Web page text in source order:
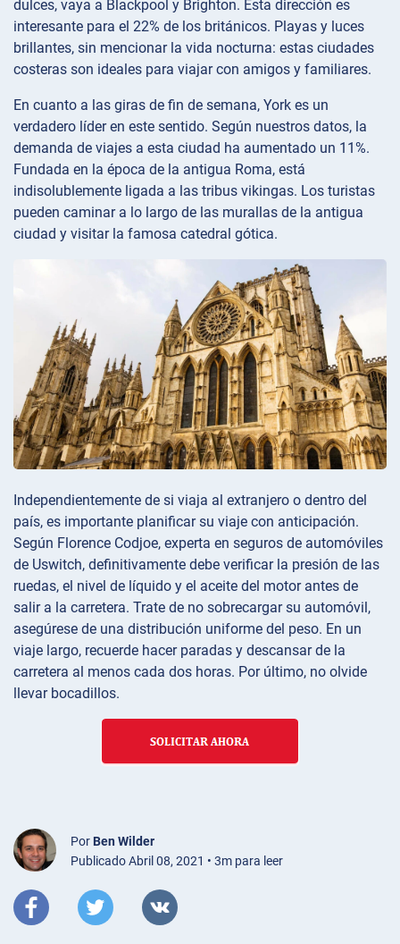
dulces, vaya a Blackpool y Brighton. Esta dirección es
interesante para el 22% de los británicos. Playas y luces
brillantes, sin mencionar la vida nocturna: estas ciudades
costeras son ideales para viajar con amigos y familiares.
En cuanto a las giras de fin de semana, York es un
verdadero líder en este sentido. Según nuestros datos, la
demanda de viajes a esta ciudad ha aumentado un 11%.
Fundada en la época de la antigua Roma, está
indisolublemente ligada a las tribus vikingas. Los turistas
pueden caminar a lo largo de las murallas de la antigua
ciudad y visitar la famosa catedral gótica.
Independientemente de si viaja al extranjero o dentro del
país, es importante planificar su viaje con anticipación.
Según Florence Codjoe, experta en seguros de automóviles
de Uswitch, definitivamente debe verificar la presión de las
ruedas, el nivel de líquido y el aceite del motor antes de
salir a la carretera. Trate de no sobrecargar su automóvil,
asegúrese de una distribución uniforme del peso. En un
viaje largo, recuerde hacer paradas y descansar de la
carretera al menos cada dos horas. Por último, no olvide
llevar bocadillos.
Por Ben Wilder
Publicado Abril 08, 2021 • 3m para leer